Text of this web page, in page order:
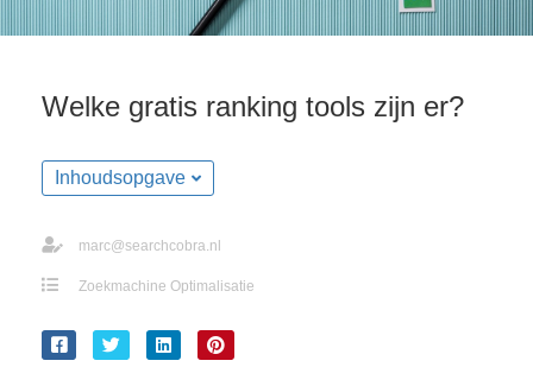
Welke gratis ranking tools zijn er?
Inhoudsopgave
marc@searchcobra.nl
Zoekmachine Optimalisatie
gebruikt
deze
kan de
worden